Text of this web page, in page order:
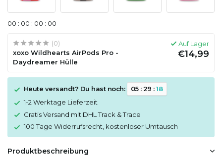
00 : 00 : 00 : 00
(0)
xoxo Wildhearts AirPods Pro -
Daydreamer Hülle
Auf Lager
€14,99
Heute versandt? Du hast noch: 05:29 :18
1-2 Werktage Lieferzeit
Gratis Versand mit DHL Track & Trace
100 Tage Widerrufsrecht, kostenloser Umtausch
Produktbeschreibung